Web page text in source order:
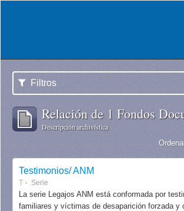
Filtros
Relación de 1 Fondos
Descripción archivística
Testimonios/ ANM
T Serie
La serie Legajos ANM está conformada por
familiares y víctimas de desaparición forzada y